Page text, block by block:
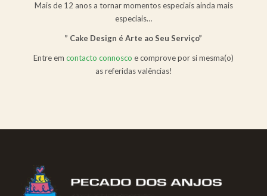
Mais de 12 anos a tornar momentos especiais ainda mais
especiais…
” Cake Design é Arte ao Seu Serviço”
Entre em contacto connosco e comprove por si mesma(o)
as referidas valências!